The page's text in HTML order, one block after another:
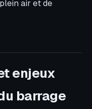
air et de
enjeux
barrage